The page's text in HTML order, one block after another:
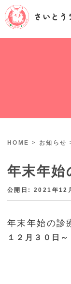
HOME > お知らせ
年末年始
公開日: 2021年12
年末年始の診
１２月３０日